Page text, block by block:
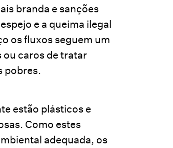
branda e sanções
e a queima ilegal
os fluxos seguem um
ou caros de tratar
pobres.
estão plásticos e
Como estes
adequada, os